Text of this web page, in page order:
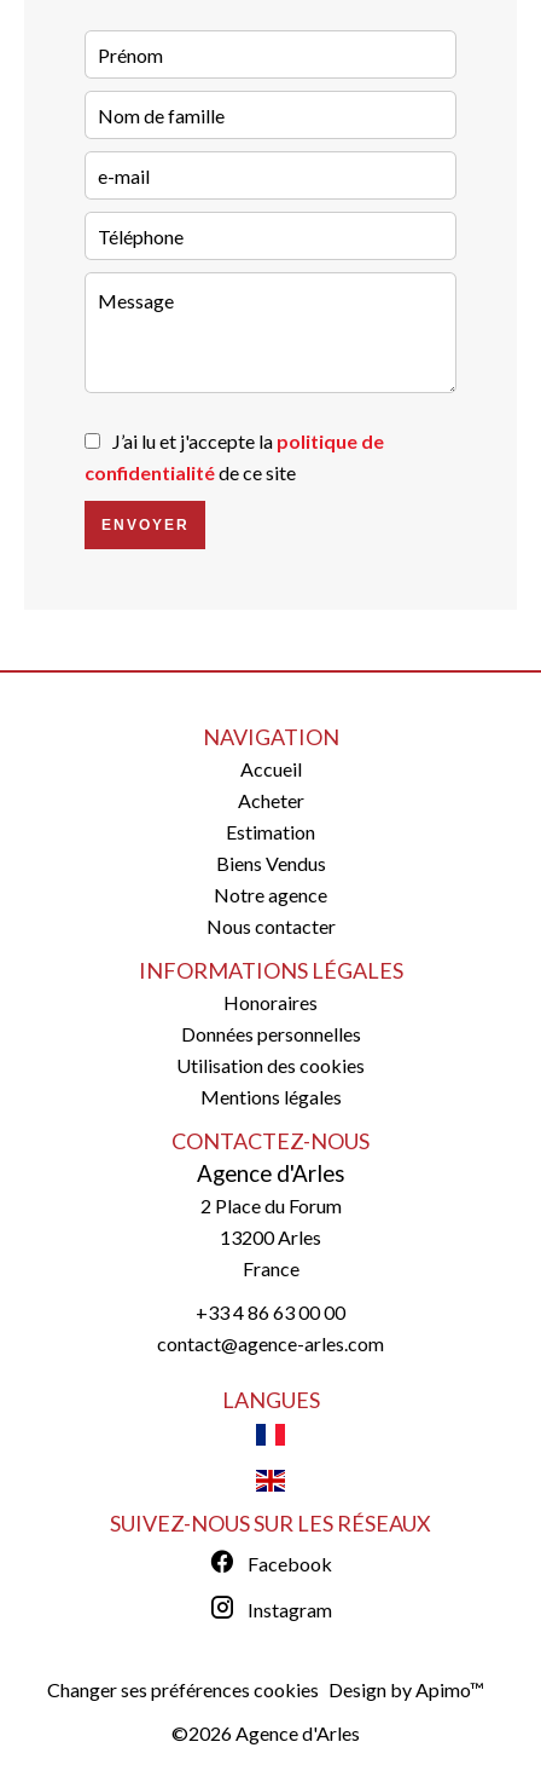
J’ai lu et j'accepte la politique de
confidentialitéde ce site
ENVOYER
NAVIGATION
Accueil
Acheter
Estimation
Biens Vendus
Notre agence
Nous contacter
INFORMATIONS LÉGALES
Honoraires
Données personnelles
Utilisation des cookies
Mentions légales
CONTACTEZ-NOUS
Agence d'Arles
2 Place du Forum
13200Arles
France
+33 4 86 63 00 00
contact@agence-arles.com
LANGUES
SUIVEZ-NOUS SUR LES RÉSEAUX
Facebook
Instagram
Changer ses préférences cookies Design byApimo™
©2026 Agence d'Arles